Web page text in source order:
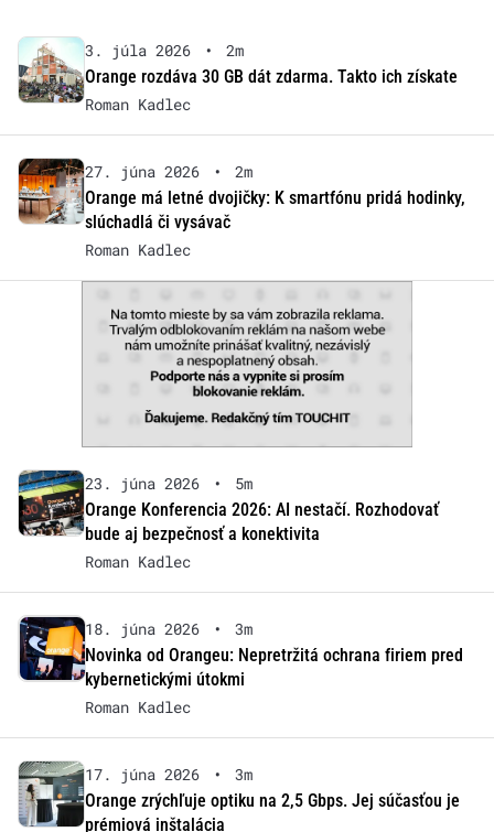
3. júla 2026 •
2m
Orange rozdáva 30 GB dát zdarma. Takto ich získate
Roman Kadlec
27. júna 2026 •
2m
Orange má letné dvojičky: K smartfónu pridá hodinky,
slúchadlá či vysávač
Roman Kadlec
23. júna 2026 •
5m
Orange Konferencia 2026: AI nestačí. Rozhodovať
bude aj bezpečnosť a konektivita
Roman Kadlec
18. júna 2026 •
3m
Novinka od Orangeu: Nepretržitá ochrana firiem pred
kybernetickými útokmi
Roman Kadlec
17. júna 2026 •
3m
Orange zrýchľuje optiku na 2,5 Gbps. Jej súčasťou je
prémiová inštalácia